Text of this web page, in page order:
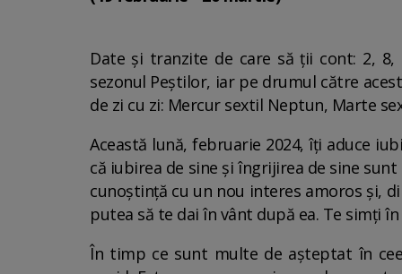
Date și tranzite de care să ții cont: 2,
sezonul Peștilor, iar pe drumul către
de zi cu zi: Mercur sextil Neptun, Marte
Această lună, februarie 2024, îți aduce
că iubirea de sine și îngrijirea de sine
cunoștință cu un nou interes amoros și,
putea să te dai în vânt după ea. Te simți
În timp ce sunt multe de așteptat în